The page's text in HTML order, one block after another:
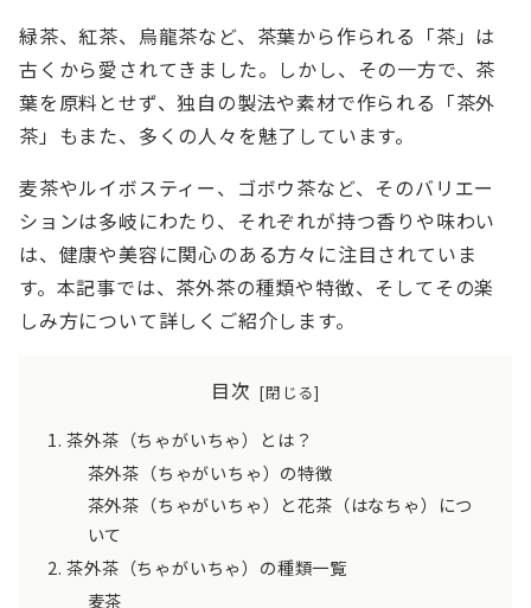
緑茶、紅茶、烏龍茶など、茶葉から作られる「茶」は
古くから愛されてきました。しかし、その一方で、茶
葉を原料とせず、独自の製法や素材で作られる「茶外
茶」もまた、多くの人々を魅了しています。
麦茶やルイボスティー、ゴボウ茶など、そのバリエー
ションは多岐にわたり、それぞれが持つ香りや味わい
は、健康や美容に関心のある方々に注目されていま
す。本記事では、茶外茶の種類や特徴、そしてその楽
しみ方について詳しくご紹介します。
目次
茶外茶（ちゃがいちゃ）とは？
茶外茶（ちゃがいちゃ）の特徴
茶外茶（ちゃがいちゃ）と花茶（はなちゃ）につ
いて
茶外茶（ちゃがいちゃ）の種類一覧
麦茶